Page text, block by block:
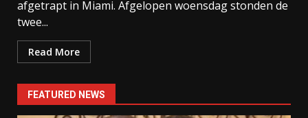
afgetrapt in Miami. Afgelopen woensdag stonden de
twee...
Read More
FEATURED NEWS